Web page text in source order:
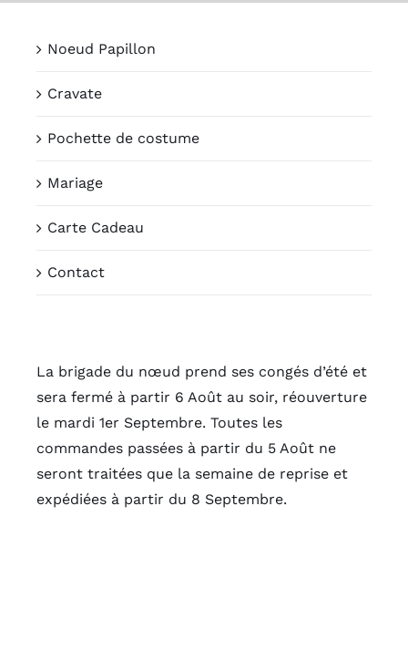
Noeud Papillon
Cravate
Pochette de costume
Mariage
Carte Cadeau
Contact
La brigade du nœud prend ses congés d’été et
sera fermé à partir 6 Août au soir, réouverture
le mardi 1er Septembre. Toutes les
commandes passées à partir du 5 Août ne
seront traitées que la semaine de reprise et
expédiées à partir du 8 Septembre.